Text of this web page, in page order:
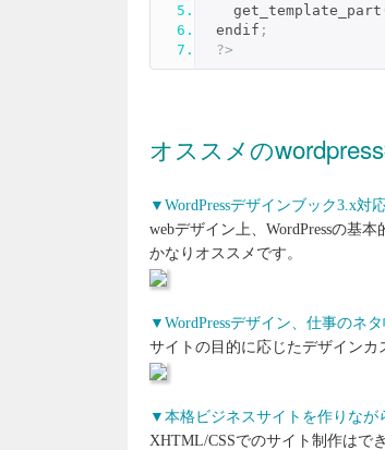
  get_template_part
endif ;
?>
オススメの
▼WordPressデザインブック3.x対
webデザイン上、WordPressの基
かなりオススメです。
▼WordPressデザイン、仕事のネ
サイトの目的に応じたデザインカ
▼本格ビジネスサイトを作りなが
XHTML/CSSでのサイト制作はで